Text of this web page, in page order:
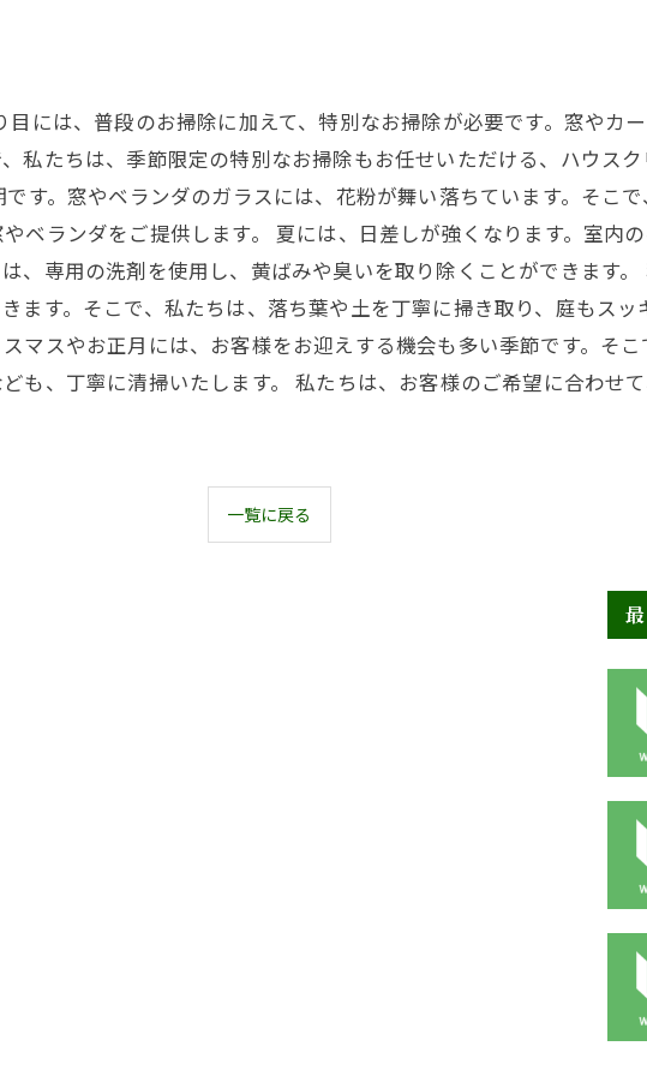
には、普段のお掃除に加えて、特別なお掃除が必要です。窓やカ
私たちは、季節限定の特別なお掃除もお任せいただける、ハウス
す。窓やベランダのガラスには、花粉が舞い落ちています。そこ
ベランダをご提供します。 夏には、日差しが強くなります。室内
、専用の洗剤を使用し、黄ばみや臭いを取り除くことができます
ます。そこで、私たちは、落ち葉や土を丁寧に掃き取り、庭もスッ
マスやお正月には、お客様をお迎えする機会も多い季節です。そ
も、丁寧に清掃いたします。 私たちは、お客様のご希望に合わせ
一覧に戻る